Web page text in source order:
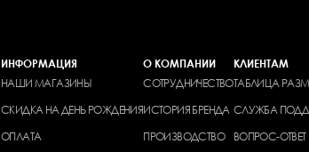
ИНФОРМАЦИЯ
НАШИ МАГАЗИНЫ
СКИДКА НА ДЕНЬ РОЖДЕНИЯ
ОПЛАТА
О КОМПАНИИ
СОТРУДНИЧЕСТВО
ИСТОРИЯ БРЕНДА
ПРОИЗВОДСТВО
КЛИЕНТАМ
ТАБЛИЦА
СЛУЖБА
ВОПРОС-ОТВЕТ